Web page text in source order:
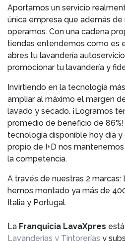
Aportamos un servicio
única empresa que además
operamos. Con una cadena
tiendas entendemos como es
abres tu lavandería
promocionar tu lavandería y
Invirtiendo en la tecnología
ampliar al máximo el margen
lavado y secado. ¡Logramos
promedio de beneficio de
tecnología disponible hoy día
propio de I+D nos
la competencia.
A través de nuestras 2 marcas:
hemos montado ya más de
Italia y Portugal.
La Franquicia LavaXpres
Lavanderías y Tintorerías y